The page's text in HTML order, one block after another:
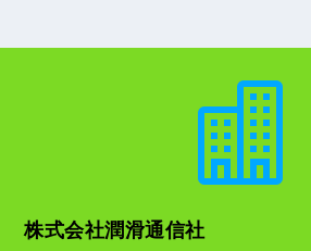

株式会社潤滑通信社